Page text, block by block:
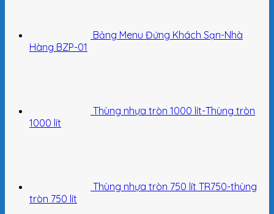
Bảng Menu Đứng Khách Sạn-Nhà
Hàng BZP-01
Thùng nhựa tròn 1000 lít-Thùng tròn
1000 lít
Thùng nhựa tròn 750 lít TR750-thùng
tròn 750 lít